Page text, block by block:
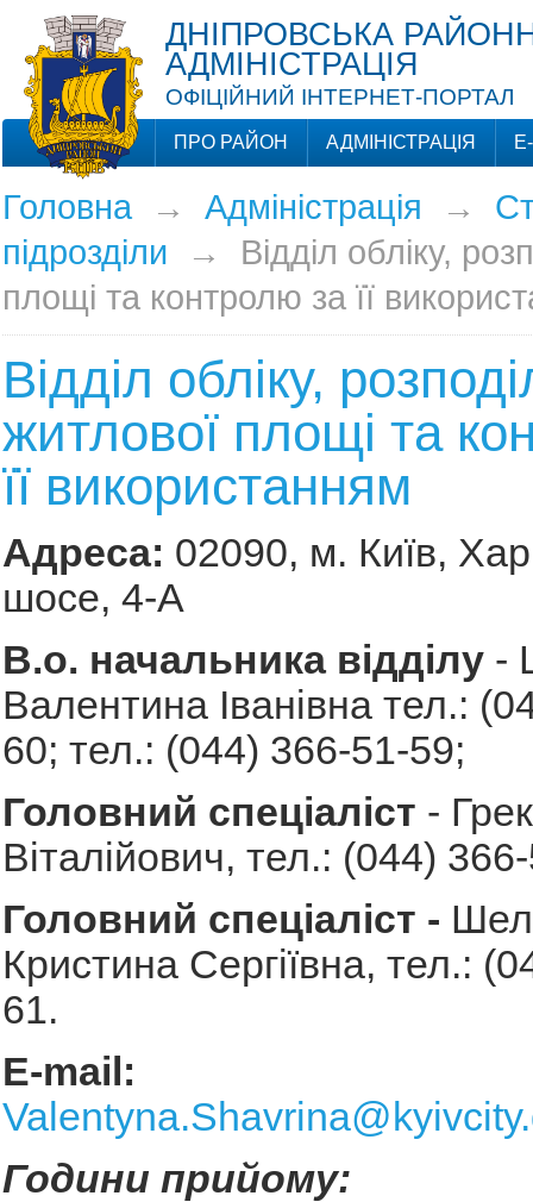
ДНІПРОВСЬКА
АДМІНІСТРАЦІЯ
ОФІЦІЙНИЙ ІНТЕРНЕТ-ПОРТАЛ
ПРО РАЙОН АДМІНІСТРАЦІЯ
Головна→ Адміністрація →
підрозділи → Відділ обліку,
площі та контролю за її
Відділ обліку,
житлової площі та
її використанням
Адреса: 02090, м. Київ,
шосе, 4-А
В.о. начальника відділу-
Валентина Іванівна тел.:
60; тел.: (044) 366-51-59;
Головний спеціаліст -
Віталійович, тел.: (044)
Головний спеціаліст -
Кристина Сергіївна, тел.:
61.
E-mail:
Години прийому: